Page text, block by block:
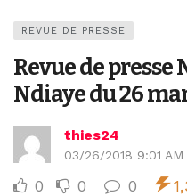
REVUE DE PRESSE
Revue de presse
Ndiaye du 26
thies24
03/26/2018 9:01 AM
0 0 0